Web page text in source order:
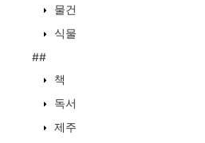
물건
식물
##
책
독서
제주